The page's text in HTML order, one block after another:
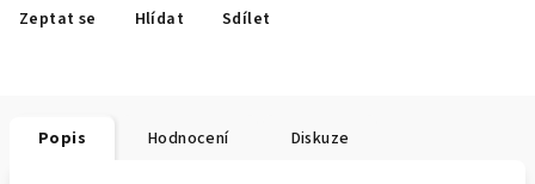
Zeptat se Hlídat Sdílet
Popis Hodnocení Diskuze